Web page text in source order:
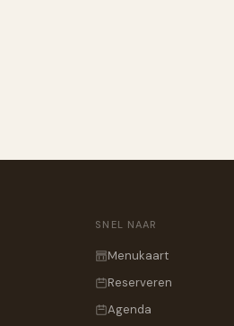
SNEL NAAR
Menukaart
Reserveren
Agenda